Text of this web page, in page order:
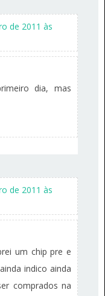
de 2011 às
dia, mas
de 2011 às
um chip pre e
indico ainda
comprados na